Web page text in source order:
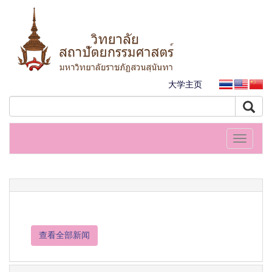
大学主页
Toggle
查看全部新闻